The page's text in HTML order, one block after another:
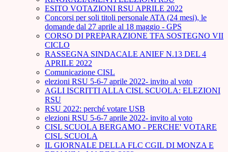
ESITO VOTAZIONI RSU APRILE 2022
Concorsi per soli titoli personale ATA (24 mesi), le
domande dal 27 aprile al 18 maggio - GPS
CORSO DI PREPARAZIONE TFA SOSTEGNO VII
CICLO
RASSEGNA SINDACALE ANIEF N.13 DEL 4
APRILE 2022
Comunicazione CISL
elezioni RSU 5-6-7 aprile 2022- invito al voto
AGLI ISCRITTI ALLA CISL SCUOLA: ELEZIONI
RSU
RSU 2022: perché votare USB
elezioni RSU 5-6-7 aprile 2022- invito al voto
CISL SCUOLA BERGAMO - PERCHE' VOTARE
CISL SCUOLA
IL GIORNALE DELLA FLC CGIL DI MONZA E